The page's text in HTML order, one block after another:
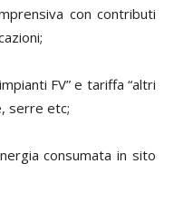
con contributi
FV” e tariffa “altri
serre etc;
consumata in sito